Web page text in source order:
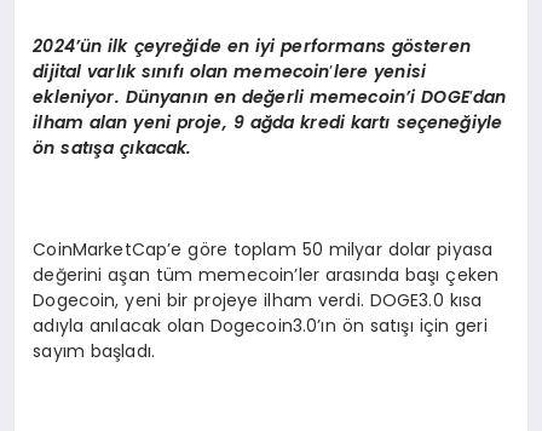
2024’ün ilk çeyreğide en iyi performans gösteren
dijital varlık sınıfı olan memecoin’lere yenisi
ekleniyor. Dünyanın en değerli memecoin’i DOGE’dan
ilham alan yeni proje, 9 ağda kredi kartı seçeneğiyle
ön satışa çıkacak.
CoinMarketCap’e göre toplam 50 milyar dolar piyasa
değerini aşan tüm memecoin’ler arasında başı çeken
Dogecoin, yeni bir projeye ilham verdi. DOGE3.0 kısa
adıyla anılacak olan Dogecoin3.0’ın ön satışı için geri
sayım başladı.